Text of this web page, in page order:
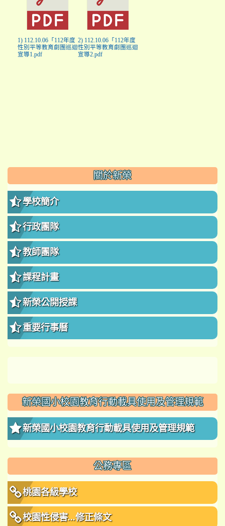
1) 112.10.06「112年度
性別平等教育劇團巡迴
宣導1.pdf
2) 112.10.06「112年度
性別平等教育劇團巡迴
宣導2.pdf
::: 關於新榮
學校簡介
行政團隊
教師團隊
課程計畫
新榮公開授課
重要行事曆
新榮國小校園教育行動載具使用及管理規範
新榮國小校園教育行動載具使用及管理規範
公務專區
桃園各級學校
校園性侵害...修正條文